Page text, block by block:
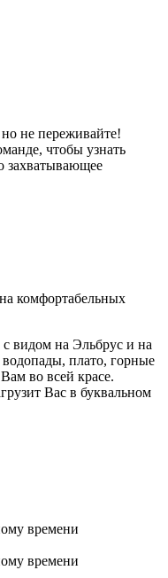
не переживайте!
чтобы узнать
захватывающее
комфортабельных
видом на Эльбрус и на
плато, горные
во всей красе.
Вас в буквальном
времени
времени